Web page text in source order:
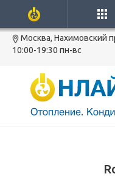
Москва, Нахимовский
10:00-19:30 пн-вс